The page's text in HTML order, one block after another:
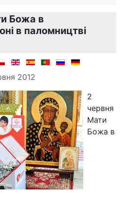
Божа в
в паломництві
2012
2
червня
Мати
Божа в